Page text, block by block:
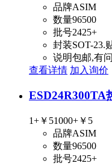
品牌ASIM
数量96500
批号2425+
封装SOT-23.
说明包邮,有
查看详情 加入询价
ESD24R300TA
1+ ￥51000+ ￥5
品牌ASIM
数量96500
批号2425+